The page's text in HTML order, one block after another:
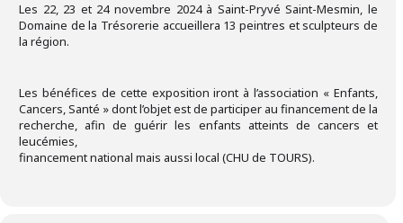
Les 22, 23 et 24 novembre 2024 à Saint-Pryvé Saint-Mesmin, le
Domaine de la Trésorerie accueillera 13 peintres et sculpteurs de
la région.
Les bénéfices de cette exposition iront à l’association « Enfants,
Cancers, Santé » dont l’objet est de participer au financement de la
recherche, afin de guérir les enfants atteints de cancers et
leucémies,
financement national mais aussi local (CHU de TOURS).